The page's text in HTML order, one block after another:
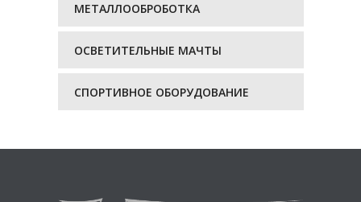
МЕТАЛЛООБРОБОТКА
ОСВЕТИТЕЛЬНЫЕ МАЧТЫ
СПОРТИВНОЕ ОБОРУДОВАНИЕ